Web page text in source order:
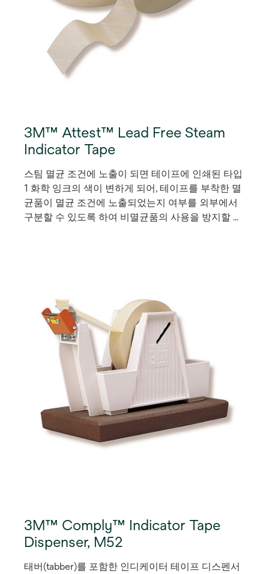
3M™ Attest™ Lead Free Steam
Indicator Tape
스팀 멸균 조건에 노출이 되면 테이프에 인쇄된 타입
1 화학 잉크의 색이 변하게 되어, 테이프를 부착한 멸
균품이 멸균 조건에 노출되었는지 여부를 외부에서
구분할 수 있도록 하여 비멸균품의 사용을 방지할 수
3M™ Comply™ Indicator Tape
Dispenser, M52
태버(tabber)를 포함한 인디케이터 테이프 디스펜서